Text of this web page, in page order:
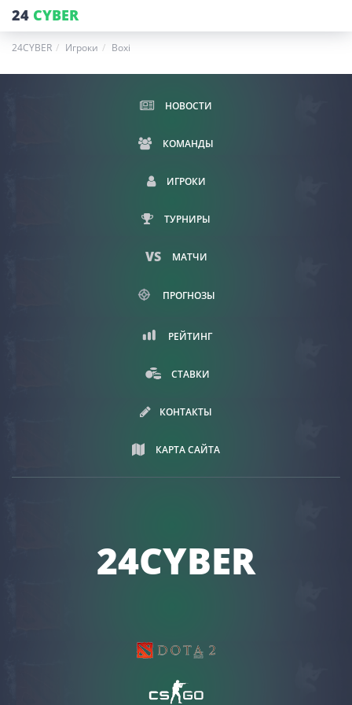
24 CYBER
24CYBER Игроки Boxi
НОВОСТИ
КОМАНДЫ
ИГРОКИ
ТУРНИРЫ
МАТЧИ
ПРОГНОЗЫ
РЕЙТИНГ
СТАВКИ
КОНТАКТЫ
КАРТА САЙТА
24CYBER